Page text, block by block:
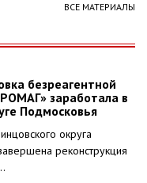
ВСЕ МАТЕРИАЛЫ
безреагентной
заработала в
Подмосковья
округа
реконструкция